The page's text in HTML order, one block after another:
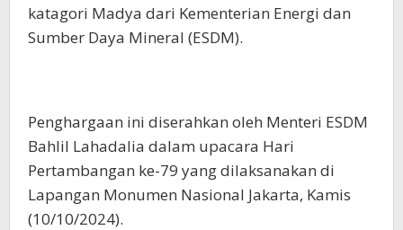
katagori Madya dari Kementerian Energi dan
Sumber Daya Mineral (ESDM).
Penghargaan ini diserahkan oleh Menteri ESDM
Bahlil Lahadalia dalam upacara Hari
Pertambangan ke-79 yang dilaksanakan di
Lapangan Monumen Nasional Jakarta, Kamis
(10/10/2024).